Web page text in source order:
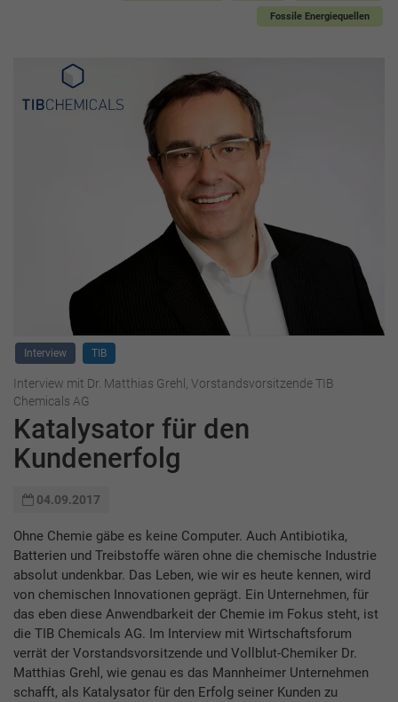
Fossile Energiequellen
Interview TIB
Interview mit Dr. Matthias Grehl, Vorstandsvorsitzende TIB
Chemicals AG
Katalysator für den
Kundenerfolg
04.09.2017
Ohne Chemie gäbe es keine Computer. Auch Antibiotika,
Batterien und Treibstoffe wären ohne die chemische Industrie
absolut undenkbar. Das Leben, wie wir es heute kennen, wird
von chemischen Innovationen geprägt. Ein Unternehmen, für
das eben diese Anwendbarkeit der Chemie im Fokus steht, ist
die TIB Chemicals AG. Im Interview mit Wirtschaftsforum
verrät der Vorstandsvorsitzende und Vollblut-Chemiker Dr.
Matthias Grehl, wie genau es das Mannheimer Unternehmen
schafft, als Katalysator für den Erfolg seiner Kunden zu